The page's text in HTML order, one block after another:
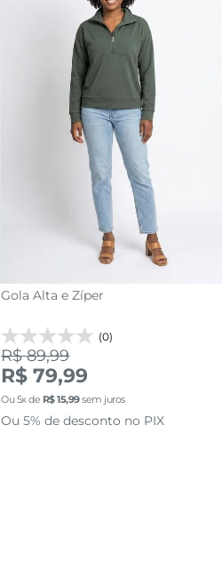
G
adicionar a sacola
Gola Alta e Zíper
(0)
R$ 89,99
R$ 79,99
Ou5x de R$15,99sem juros
Ou 5% de desconto no PIX